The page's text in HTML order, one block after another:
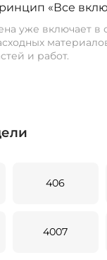
«Все
уже включает в
и работ.
406
4007